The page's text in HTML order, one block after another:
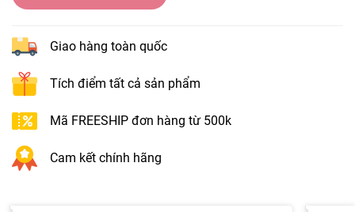
Giao hàng toàn quốc
Tích điểm tất cả sản phẩm
Mã FREESHIP đơn hàng từ 500k
Cam kết chính hãng